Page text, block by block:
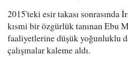
2015'teki esir takası sonrasında
kısmi bir özgürlük tanınan Ebu
faaliyetlerine düşük yoğunluklu
çalışmalar kaleme aldı.